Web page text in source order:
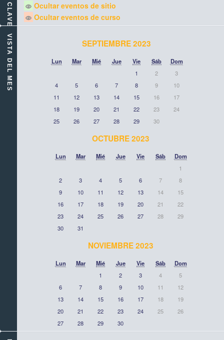
CLAVE DE EVENTOS
Ocultar eventos de sitio
Ocultar eventos de curso
VISTA DEL MES SEPTIEMBRE 2023
Lun Mar Mié Jue Vie Sáb
Dom
1
2
3
4
5 6 7 8 9
10
11
12 13 14 15 16
17
18
19 20 21 22 23
24
25
26 27 28 29 30
OCTUBRE 2023
Lun Mar Mié Jue Vie Sáb
Dom
1
2
3 4 5 6 7
8
9
10 11 12 13 14
15
16
17 18 19 20 21
22
23
24 25 26 27 28
29
30
31
NOVIEMBRE 2023
Lun Mar Mié Jue Vie Sáb
Dom
1
2 3 4
5
6
7 8 9 10 11
12
13
14 15 16 17 18
19
20
21 22 23 24 25
26
27
28 29 30